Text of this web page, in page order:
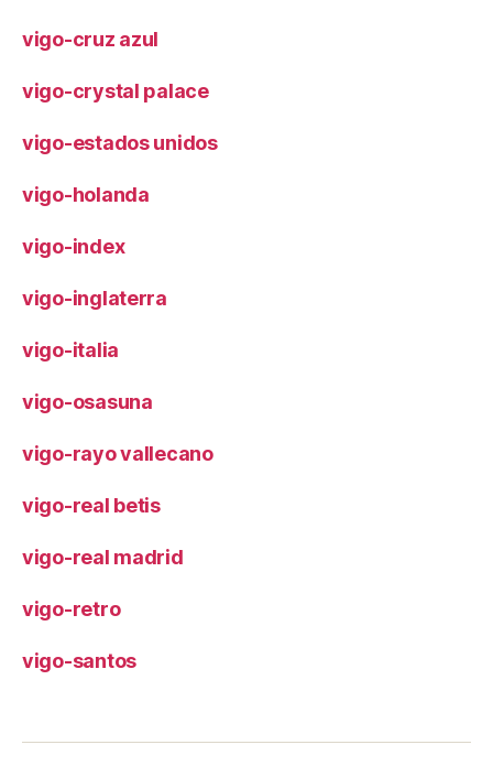
vigo-cruz azul
vigo-crystal palace
vigo-estados unidos
vigo-holanda
vigo-index
vigo-inglaterra
vigo-italia
vigo-osasuna
vigo-rayo vallecano
vigo-real betis
vigo-real madrid
vigo-retro
vigo-santos